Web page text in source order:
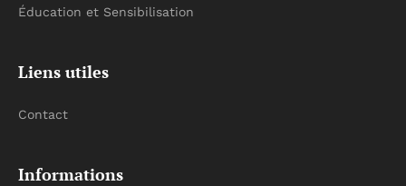
Éducation et Sensibilisation
Liens utiles
Contact
Informations